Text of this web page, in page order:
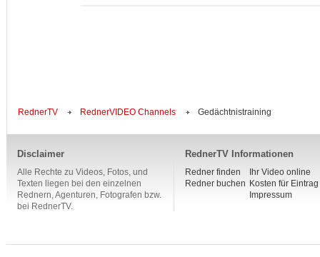
RednerTV RednerVIDEO Channels Gedächtnistraining
Disclaimer
Alle Rechte zu Videos, Fotos, und
Texten liegen bei den einzelnen
Rednern, Agenturen, Fotografen bzw.
bei RednerTV.
RednerTV Informationen
Redner finden
Redner buchen
Ihr Video online
Kosten für Eintrag
Impressum